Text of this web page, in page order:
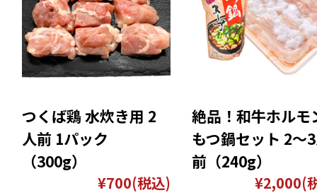
つくば鶏 水炊き用 2
人前 1パック
（300g）
¥700(税込)
絶品！和牛ホルモ
もつ鍋セット 2〜
前（240g）
¥2,000(